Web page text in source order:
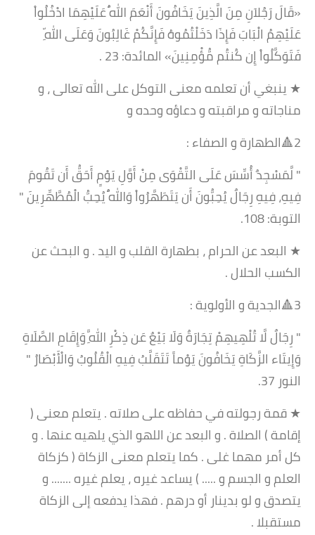
«قَالَ رَجُلاَنِ مِنَ الَّذِينَ يَخَافُونَ أَنْعَمَ اللّهُ عَلَيْهِمَا ادْخُلُواْ
عَلَيْهِمُ الْبَابَ فَإِذَا دَخَلْتُمُوهُ فَإِنَّكُمْ غَالِبُونَ وَعَلَى اللّهِ
فَتَوَكَّلُواْ إِن كُنتُم مُّؤْمِنِينَ» المائدة: 23 .
★ ينبغي أن تعلمه معنى التوكل على الله تعالى ، و
مناجاته و مراقبته و دعاؤه وحده و
2🔺الطهارة و الصفاء :
" لَّمَسْجِدٌ أُسِّسَ عَلَى التَّقْوَى مِنْ أَوَّلِ يَوْمٍ أَحَقُّ أَن تَقُومَ
فِيهِ، فِيهِ رِجَالٌ يُحِبُّونَ أَن يَتَطَهَّرُواْ وَاللّهُ يُحِبُّ الْمُطَّهِّرِينَ "
التوبة: 108.
★ البعد عن الحرام ، بطهارة القلب و اليد . و البحث عن
الكسب الحلال .
3🔺الجدية و الأولوية :
" رِجَالٌ لَّا تُلْهِيهِمْ تِجَارَةٌ وَلَا بَيْعٌ عَن ذِكْرِ اللَّهِ وَإِقَامِ الصَّلَاةِ
وَإِيتَاء الزَّكَاةِ يَخَافُونَ يَوْماً تَتَقَلَّبُ فِيهِ الْقُلُوبُ وَالْأَبْصَارُ "
النور 37.
★ قمة رجولته في حفاظه على صلاته . يتعلم معنى (
إقامة ) الصلاة . و البعد عن اللهو الذي يلهيه عنها . و
كل أمر مهما غلى . كما يتعلم معنى الزكاة ( كزكاة
العلم و الجسم و ..... ) يساعد غيره ، يعلم غيره ....... و
يتصدق و لو بدينار أو درهم . فهذا يدفعه إلى الزكاة
مستقبلا .